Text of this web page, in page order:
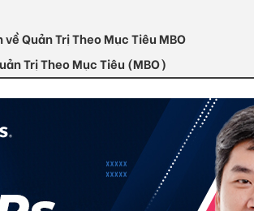
về Quản Trị Theo Mục Tiêu MBO
Trị Theo Mục Tiêu (MBO)